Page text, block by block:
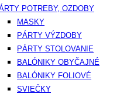
POTREBY, OZDOBY
MASKY
PÁRTY VÝZDOBY
PÁRTY STOLOVANIE
BALÓNIKY OBYČAJNÉ
BALÓNIKY FOLIOVÉ
SVIEČKY